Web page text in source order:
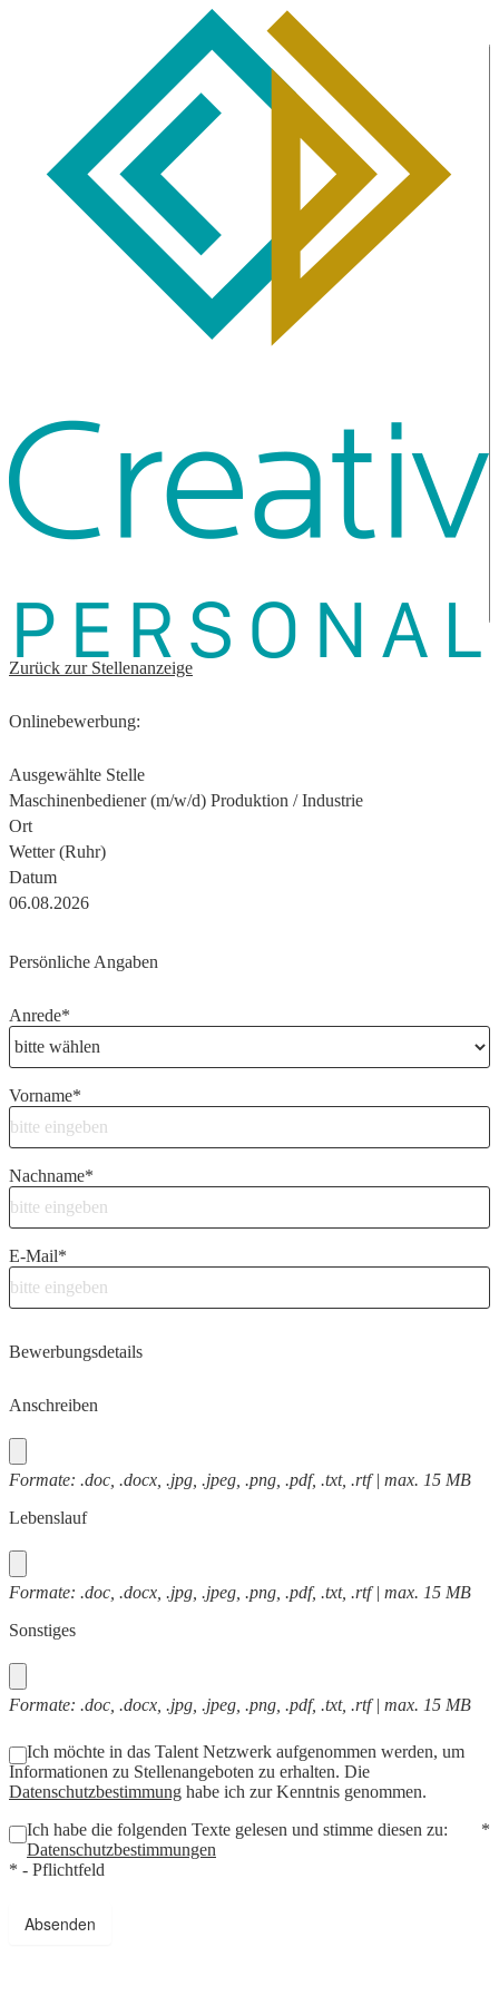
Zurück zur Stellenanzeige
Onlinebewerbung:
Ausgewählte Stelle
Maschinenbediener (m/w/d) Produktion / Industrie
Ort
Wetter (Ruhr)
Datum
06.08.2026
Persönliche Angaben
Anrede*
Vorname*
Nachname*
E-Mail*
Bewerbungsdetails
Anschreiben
Formate: .doc, .docx, .jpg, .jpeg, .png, .pdf, .txt, .rtf | max. 15 MB
Lebenslauf
Formate: .doc, .docx, .jpg, .jpeg, .png, .pdf, .txt, .rtf | max. 15 MB
Sonstiges
Formate: .doc, .docx, .jpg, .jpeg, .png, .pdf, .txt, .rtf | max. 15 MB
Ich möchte in das Talent Netzwerk aufgenommen werden, um
Informationen zu Stellenangeboten zu erhalten. Die
Datenschutzbestimmung habe ich zur Kenntnis genommen.
*
Ich habe die folgenden Texte gelesen und stimme diesen zu:
Datenschutzbestimmungen
* - Pflichtfeld
Absenden